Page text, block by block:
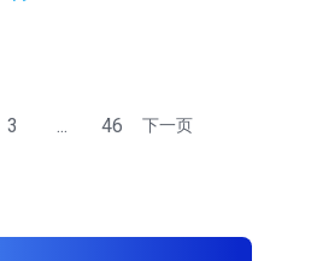
3 ... 46 下一页